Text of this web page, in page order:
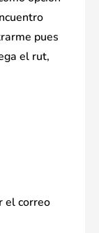
pues
el rut,
el correo